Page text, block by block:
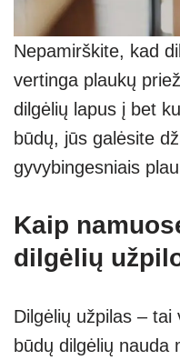
Nepamirškite, kad
vertinga plaukų
dilgėlių lapus į bet
būdų, jūs galėsite
gyvybingesniais
Kaip
dilgėlių
Dilgėlių užpilas – tai
būdų dilgėlių nauda